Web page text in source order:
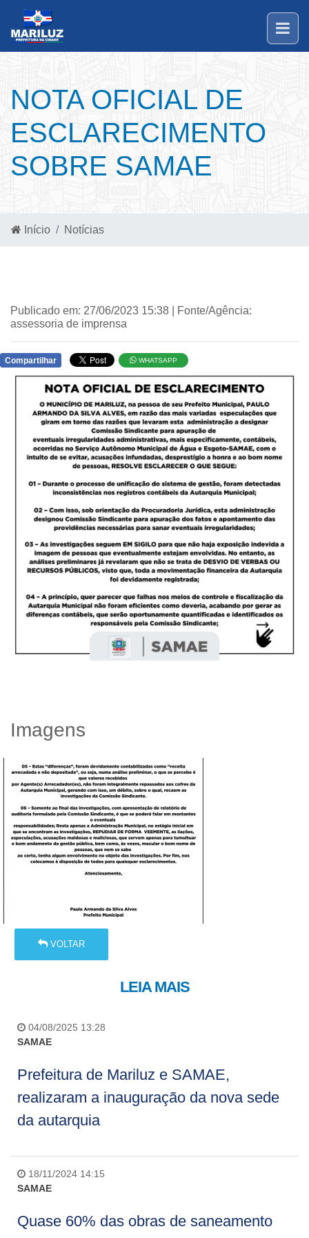
NOTA OFICIAL DE
ESCLARECIMENTO
SOBRE SAMAE
Início Notícias
Publicado em: 27/06/2023 15:38 | Fonte/Agência:
assessoria de imprensa
Compartilhar WHATSAPP
Imagens
VOLTAR
LEIA MAIS
04/08/2025 13:28
SAMAE
Prefeitura de Mariluz e SAMAE,
realizaram a inauguração da nova sede
da autarquia
18/11/2024 14:15
SAMAE
Quase 60% das obras de saneamento